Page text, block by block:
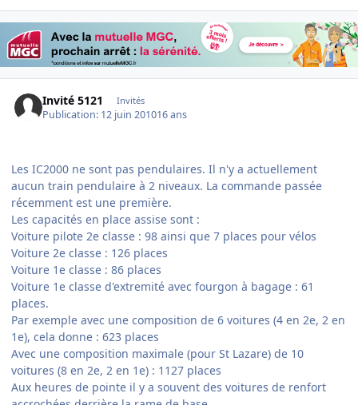
Invité 5121 Invités
Publication: 12 juin 201016 ans
Les IC2000 ne sont pas pendulaires. Il n'y a actuellement
aucun train pendulaire à 2 niveaux. La commande passée
récemment est une première.
Les capacités en place assise sont :
Voiture pilote 2e classe : 98 ainsi que 7 places pour vélos
Voiture 2e classe : 126 places
Voiture 1e classe : 86 places
Voiture 1e classe d'extremité avec fourgon à bagage : 61
places.
Par exemple avec une composition de 6 voitures (4 en 2e, 2 en
1e), cela donne : 623 places
Avec une composition maximale (pour St Lazare) de 10
voitures (8 en 2e, 2 en 1e) : 1127 places
Aux heures de pointe il y a souvent des voitures de renfort